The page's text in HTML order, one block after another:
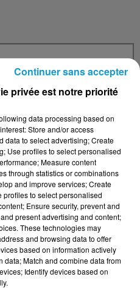
privée est notre priorité
data processing based on
Store and/or access
data to select advertising; Create
Use profiles to select personalised
Measure content
through statistics or combinations
and improve services; Create
to select personalised
Ensure security, prevent and
present advertising and content;
These technologies may
and browsing data to offer
based on information actively
Match and combine data from
Identify devices based on
Continuer sans accepter